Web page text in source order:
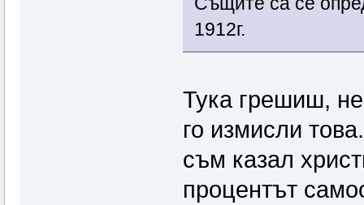
1912г.
Тука грешиш,
го измисли
съм казал
процентът